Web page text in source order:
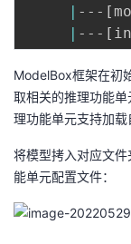
--- [
--- [
ModelBox框架在初
取相关的推理功能
理功能单元支持加载
将模型拷入对应文
能单元配置文件：